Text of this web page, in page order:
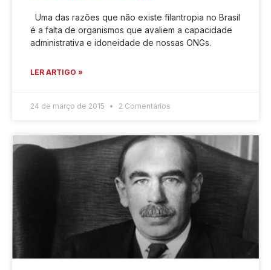
Uma das razões que não existe filantropia no Brasil
é a falta de organismos que avaliem a capacidade
administrativa e idoneidade de nossas ONGs.
LER ARTIGO »
24 de março de 2015 2 Comentários